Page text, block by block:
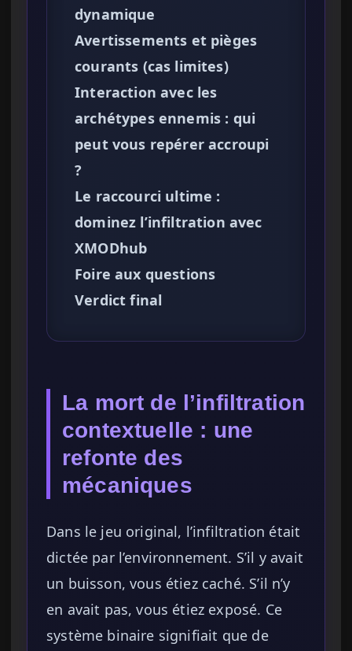
dynamique
Avertissements et pièges
courants (cas limites)
Interaction avec les
archétypes ennemis : qui
peut vous repérer accroupi
?
Le raccourci ultime :
dominez l’infiltration avec
XMODhub
Foire aux questions
Verdict final
La mort de l’infiltration
contextuelle : une
refonte des
mécaniques
Dans le jeu original, l’infiltration était
dictée par l’environnement. S’il y avait
un buisson, vous étiez caché. S’il n’y
en avait pas, vous étiez exposé. Ce
système binaire signifiait que de